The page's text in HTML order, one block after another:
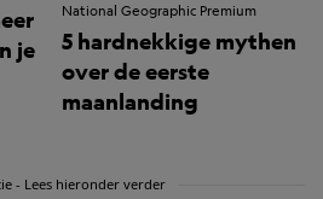
je
National Geographic Premium
5 hardnekkige mythen
over de eerste
maanlanding
- Lees hieronder verder